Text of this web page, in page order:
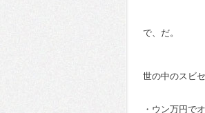
で、だ。
世の中のスビ
・ウン万円で